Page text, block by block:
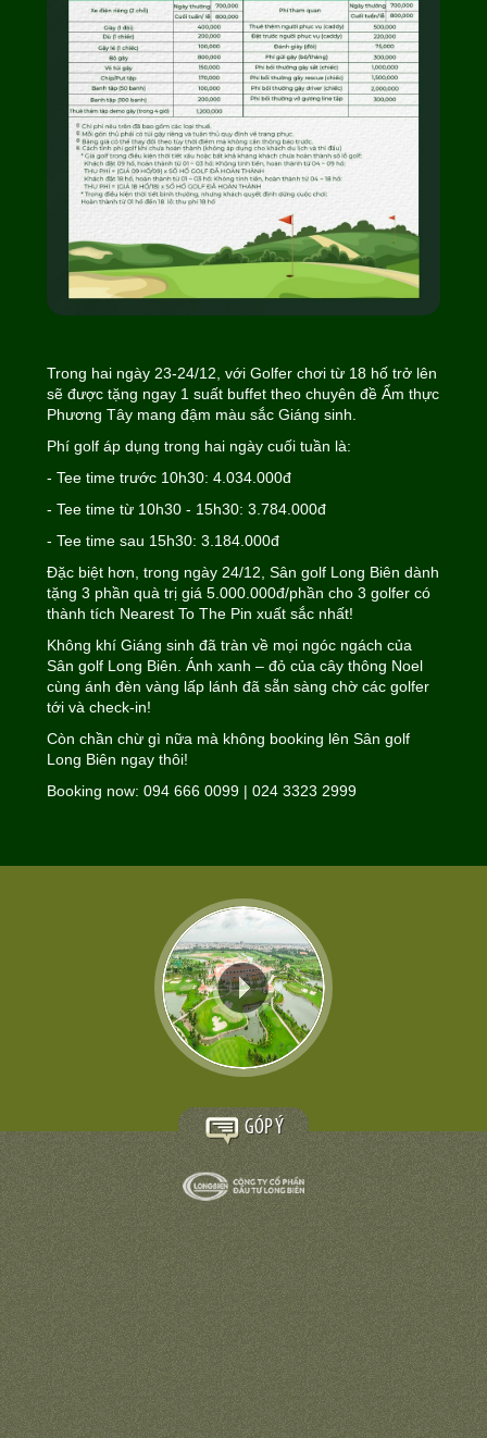
Trong hai ngày 23-24/12, với Golfer chơi từ 18 hố trở lên
sẽ được tặng ngay 1 suất buffet theo chuyên đề Ẩm thực
Phương Tây mang đậm màu sắc Giáng sinh.
Phí golf áp dụng trong hai ngày cuối tuần là:
- Tee time trước 10h30: 4.034.000đ
- Tee time từ 10h30 - 15h30: 3.784.000đ
- Tee time sau 15h30: 3.184.000đ
Đặc biệt hơn, trong ngày 24/12, Sân golf Long Biên dành
tặng 3 phần quà trị giá 5.000.000đ/phần cho 3 golfer có
thành tích Nearest To The Pin xuất sắc nhất!
Không khí Giáng sinh đã tràn về mọi ngóc ngách của
Sân golf Long Biên. Ánh xanh – đỏ của cây thông Noel
cùng ánh đèn vàng lấp lánh đã sẵn sàng chờ các golfer
tới và check-in!
Còn chần chừ gì nữa mà không booking lên Sân golf
Long Biên ngay thôi!
Booking now: 094 666 0099 | 024 3323 2999
GÓP Ý